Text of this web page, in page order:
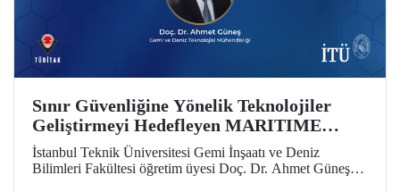
Sınır Güvenliğine Yönelik Teknolojiler
Geliştirmeyi Hedefleyen MARITIME
Projesine AB’den Destek
İstanbul Teknik Üniversitesi Gemi İnşaatı ve Deniz
Bilimleri Fakültesi öğretim üyesi Doç. Dr. Ahmet Güneş’in